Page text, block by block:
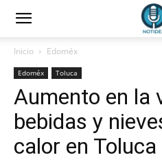
Inicio Edoméx
Edoméx Toluca
Aumento en la
bebidas y
calor en Toluca